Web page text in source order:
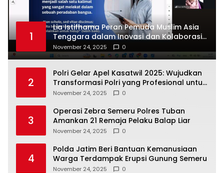
1
Lia Istifhama Peran Pemuda Muslim Asia
Tenggara dalam Inovasi dan Kolaborasi
Internasional
November 24, 2025 0
2
Polri Gelar Apel Kasatwil 2025: Wujudkan
Transformasi Polri yang Profesional untuk
Masyarakat
November 24, 2025 0
3
Operasi Zebra Semeru Polres Tuban
Amankan 21 Remaja Pelaku Balap Liar
November 24, 2025 0
4
Polda Jatim Beri Bantuan Kemanusiaan
Warga Terdampak Erupsi Gunung Semeru
November 24, 2025 0